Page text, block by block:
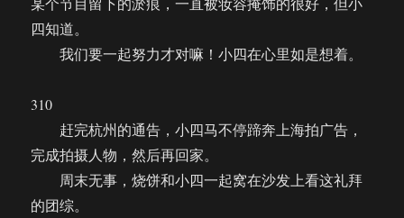
四知道。
我们要一起努力才对嘛！小四在心里如是想着。
310
赶完杭州的通告，小四马不停蹄奔上海拍广告，
完成拍摄人物，然后再回家。
周末无事，烧饼和小四一起窝在沙发上看这礼拜
的团综。